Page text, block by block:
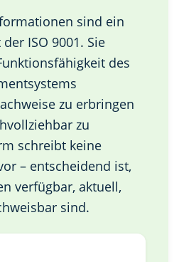
sind ein
ISO 9001. Sie
des
zu erbringen
zu
schreibt keine
– entscheidend ist,
verfügbar, aktuell,
sind.